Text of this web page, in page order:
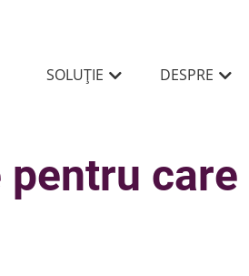
SOLUȚIE DESPRE